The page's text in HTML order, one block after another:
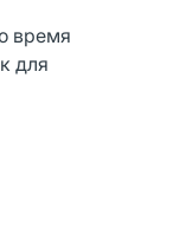
время
для